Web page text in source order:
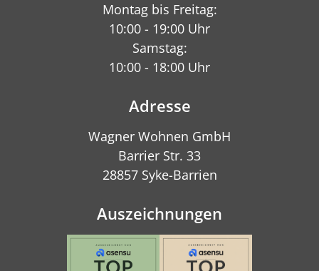
Montag bis Freitag:
10:00 - 19:00 Uhr
Samstag:
10:00 - 18:00 Uhr
Adresse
Wagner Wohnen GmbH
Barrier Str. 33
28857 Syke-Barrien
Auszeichnungen